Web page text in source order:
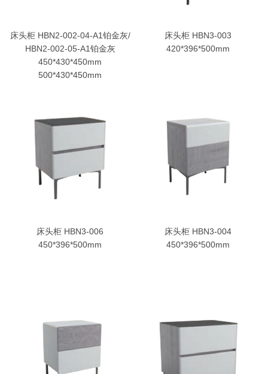
床头柜 HBN2-002-04-A1铂金灰/
HBN2-002-05-A1铂金灰
450*430*450mm
500*430*450mm
床头柜 HBN3-003
420*396*500mm
床头柜 HBN3-006
450*396*500mm
床头柜 HBN3-004
450*396*500mm